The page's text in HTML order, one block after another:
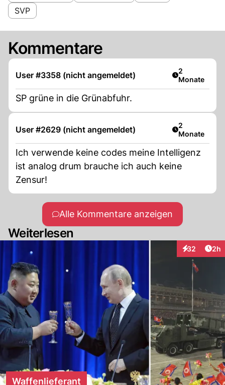
SVP
Kommentare
User #3358 (nicht angemeldet) Artikel
2
Monate
SP grüne in die Grünabfuhr.
User #2629 (nicht angemeldet) Artikel
2
Monate
Ich verwende keine codes meine Intelligenz
ist analog drum brauche ich auch keine
Zensur!
Alle Kommentare anzeigen
Weiterlesen
32
Interaktionen
2h
Waffenlieferant